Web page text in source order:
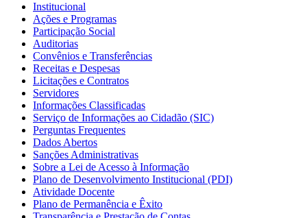
Institucional
Ações e Programas
Participação Social
Auditorias
Convênios e Transferências
Receitas e Despesas
Licitações e Contratos
Servidores
Informações Classificadas
Serviço de Informações ao Cidadão (SIC)
Perguntas Frequentes
Dados Abertos
Sanções Administrativas
Sobre a Lei de Acesso à Informação
Plano de Desenvolvimento Institucional (PDI)
Atividade Docente
Plano de Permanência e Êxito